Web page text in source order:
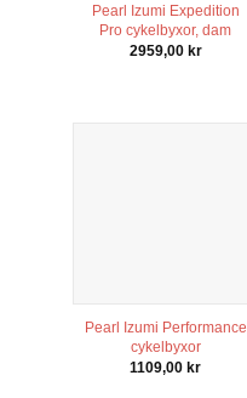
Pearl Izumi Expedition
Pro cykelbyxor, dam
2959,00 kr
Pearl Izumi Performance
cykelbyxor
1109,00 kr